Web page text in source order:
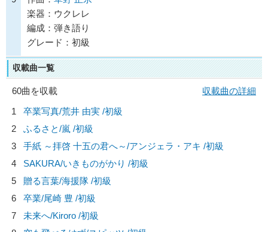
楽器：ウクレレ
編成：弾き語り
グレード：初級
収載曲一覧
60曲を収載
収載曲の詳細
1
卒業写真/荒井 由実 /初級
2
ふるさと/嵐 /初級
3
手紙 ～拝啓 十五の君へ～/アンジェラ・アキ /初級
4
SAKURA/いきものがかり /初級
5
贈る言葉/海援隊 /初級
6
卒業/尾崎 豊 /初級
7
未来へ/Kiroro /初級